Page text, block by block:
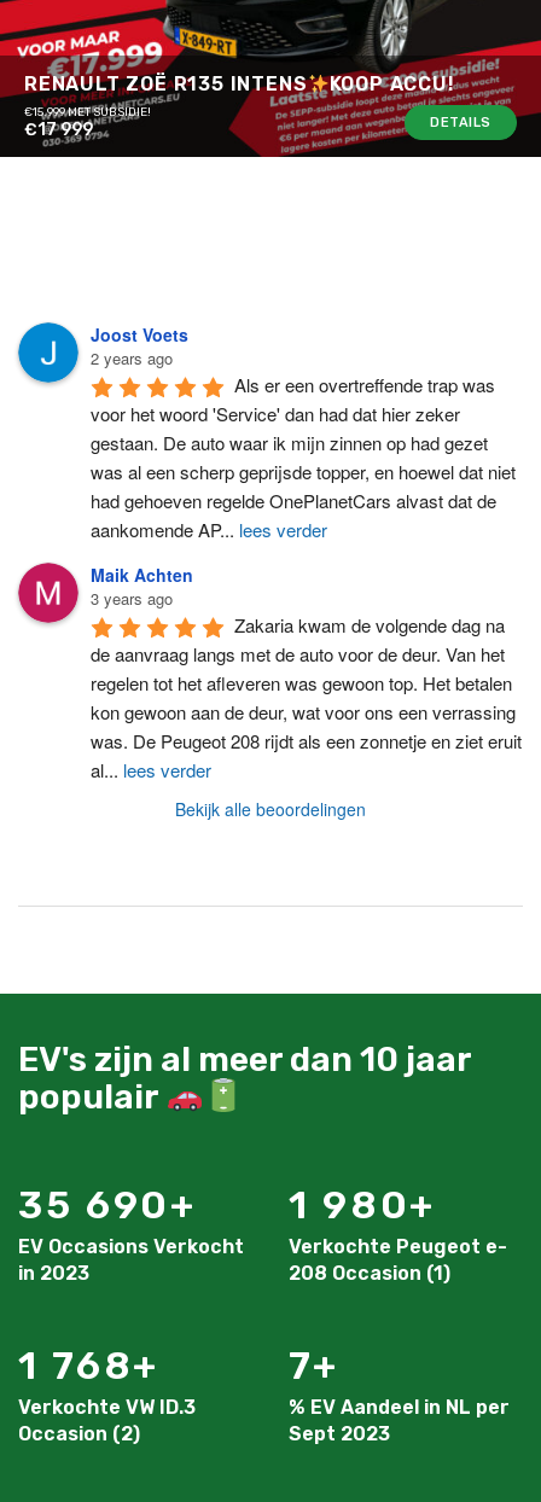
RENAULT ZOË R135 INTENS KOOP ACCU!
€15.999 MET SUBSIDIE!
€17 999 DETAILS
Joost Voets
2 years ago
Als er een overtreffende trap was
voor het woord 'Service' dan had dat hier zeker
gestaan. De auto waar ik mijn zinnen op had gezet
was al een scherp geprijsde topper, en hoewel dat niet
had gehoeven regelde OnePlanetCars alvast dat de
aankomende AP... lees verder
Maik Achten
3 years ago
Zakaria kwam de volgende dag na
de aanvraag langs met de auto voor de deur. Van het
regelen tot het afleveren was gewoon top. Het betalen
kon gewoon aan de deur, wat voor ons een verrassing
was. De Peugeot 208 rijdt als een zonnetje en ziet eruit
al... lees verder
Bekijk alle beoordelingen
EV's zijn al meer dan 10 jaar
populair
35 690
EV Occasions Verkocht
in 2023
1 980
Verkochte Peugeot e-
208 Occasion (1)
1 768
Verkochte VW ID.3
Occasion (2)
7
% EV Aandeel in NL per
Sept 2023